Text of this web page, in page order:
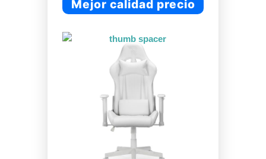
Mejor calidad precio